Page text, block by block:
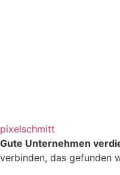
pixelschmitt
Gute Unternehmen
verbinden, das gefunden